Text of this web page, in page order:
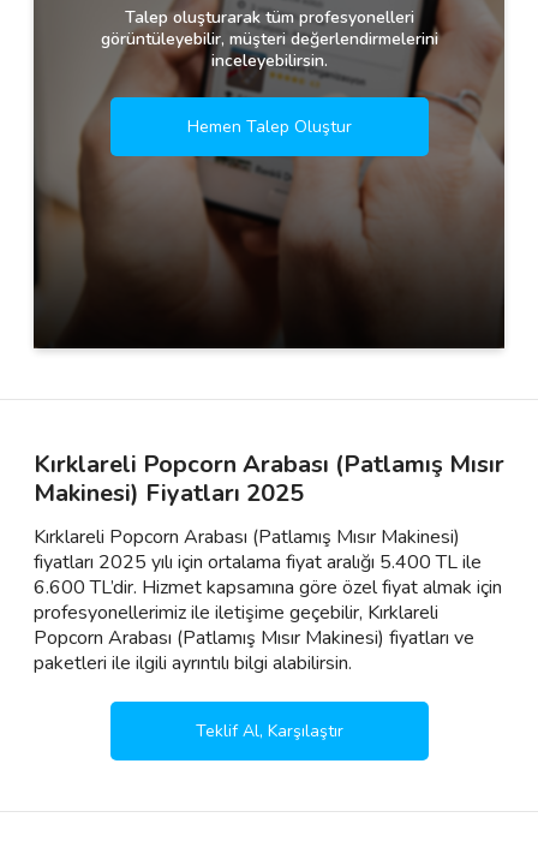
Talep oluşturarak tüm profesyonelleri
görüntüleyebilir, müşteri değerlendirmelerini
inceleyebilirsin.
Hemen Talep Oluştur
Kırklareli Popcorn Arabası (Patlamış Mısır
Makinesi) Fiyatları 2025
Kırklareli Popcorn Arabası (Patlamış Mısır Makinesi)
fiyatları 2025 yılı için ortalama fiyat aralığı 5.400 TL ile
6.600 TL’dir. Hizmet kapsamına göre özel fiyat almak için
profesyonellerimiz ile iletişime geçebilir, Kırklareli
Popcorn Arabası (Patlamış Mısır Makinesi) fiyatları ve
paketleri ile ilgili ayrıntılı bilgi alabilirsin.
Teklif Al, Karşılaştır